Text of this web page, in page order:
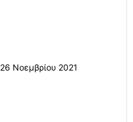
26 Νοεμβρίου 2021